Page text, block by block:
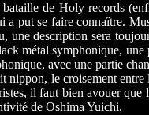
de Holy records
se faire connaître.
description sera
métal symphonique,
avec une partie
le croisement
il faut bien avouer
de Oshima Yuichi.